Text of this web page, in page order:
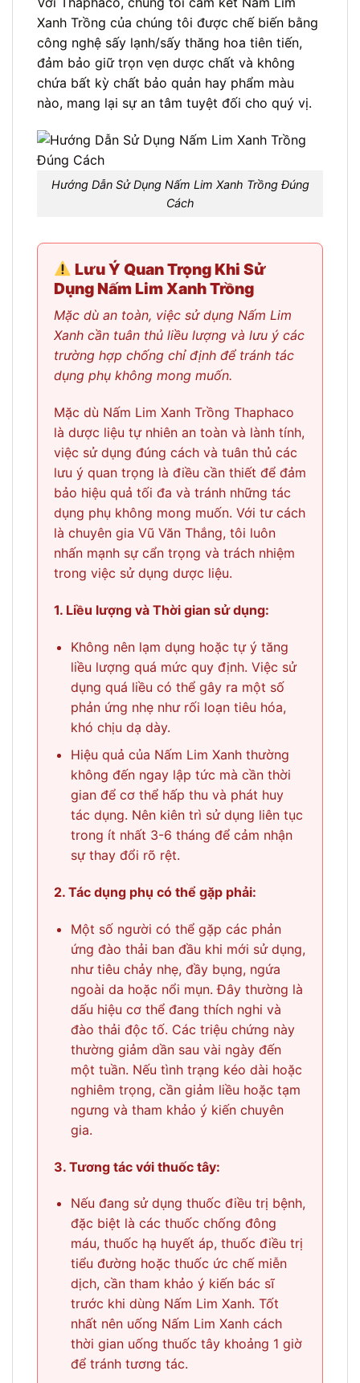
Xanh Trồng của chúng tôi được chế biến bằng
công nghệ sấy lạnh/sấy thăng hoa tiên tiến,
đảm bảo giữ trọn vẹn dược chất và không
chứa bất kỳ chất bảo quản hay phẩm màu
nào, mang lại sự an tâm tuyệt đối cho quý vị.
Hướng Dẫn Sử Dụng Nấm Lim Xanh Trồng Đúng
Cách
Lưu Ý Quan Trọng Khi Sử
Dụng Nấm Lim Xanh Trồng
Mặc dù an toàn, việc sử dụng Nấm Lim
Xanh cần tuân thủ liều lượng và lưu ý các
trường hợp chống chỉ định để tránh tác
dụng phụ không mong muốn.
Mặc dù Nấm Lim Xanh Trồng Thaphaco
là dược liệu tự nhiên an toàn và lành tính,
việc sử dụng đúng cách và tuân thủ các
lưu ý quan trọng là điều cần thiết để đảm
bảo hiệu quả tối đa và tránh những tác
dụng phụ không mong muốn. Với tư cách
là chuyên gia Vũ Văn Thắng, tôi luôn
nhấn mạnh sự cẩn trọng và trách nhiệm
trong việc sử dụng dược liệu.
1. Liều lượng và Thời gian sử dụng:
Không nên lạm dụng hoặc tự ý tăng
liều lượng quá mức quy định. Việc sử
dụng quá liều có thể gây ra một số
phản ứng nhẹ như rối loạn tiêu hóa,
khó chịu dạ dày.
Hiệu quả của Nấm Lim Xanh thường
không đến ngay lập tức mà cần thời
gian để cơ thể hấp thu và phát huy
tác dụng. Nên kiên trì sử dụng liên tục
trong ít nhất 3-6 tháng để cảm nhận
sự thay đổi rõ rệt.
2. Tác dụng phụ có thể gặp phải:
Một số người có thể gặp các phản
ứng đào thải ban đầu khi mới sử dụng,
như tiêu chảy nhẹ, đầy bụng, ngứa
ngoài da hoặc nổi mụn. Đây thường là
dấu hiệu cơ thể đang thích nghi và
đào thải độc tố. Các triệu chứng này
thường giảm dần sau vài ngày đến
một tuần. Nếu tình trạng kéo dài hoặc
nghiêm trọng, cần giảm liều hoặc tạm
ngưng và tham khảo ý kiến chuyên
gia.
3. Tương tác với thuốc tây:
Nếu đang sử dụng thuốc điều trị bệnh,
đặc biệt là các thuốc chống đông
máu, thuốc hạ huyết áp, thuốc điều trị
tiểu đường hoặc thuốc ức chế miễn
dịch, cần tham khảo ý kiến bác sĩ
trước khi dùng Nấm Lim Xanh. Tốt
nhất nên uống Nấm Lim Xanh cách
thời gian uống thuốc tây khoảng 1 giờ
để tránh tương tác.